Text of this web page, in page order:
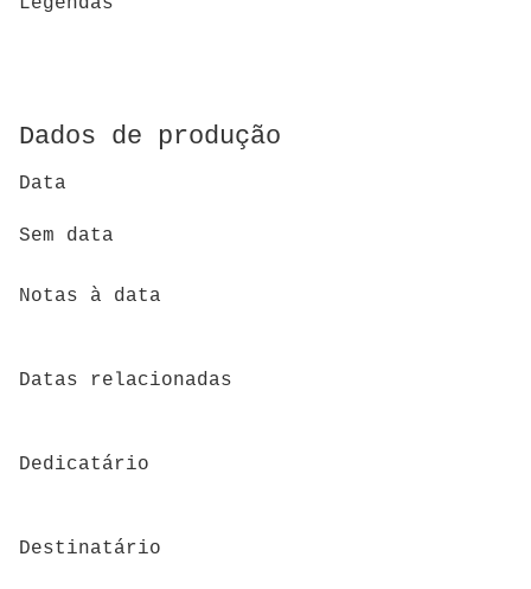
Dados de produção
Data
Sem data
Notas à data
Datas relacionadas
Dedicatário
Destinatário